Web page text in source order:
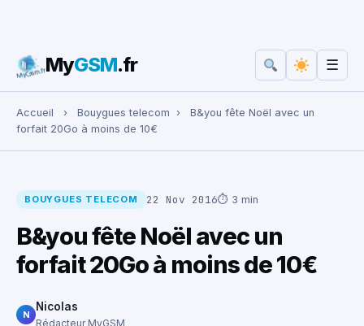
Rechercher :
MyGSM.fr ☰
Accueil › Bouygues telecom ›
B&you fête Noël avec un
forfait 20Go à moins de 10€
BOUYGUES TELECOM 22 Nov 2016⏱ 3 min
B&you fête Noël avec un
forfait 20Go à moins de 10€
N
Nicolas
Rédacteur MyGSM